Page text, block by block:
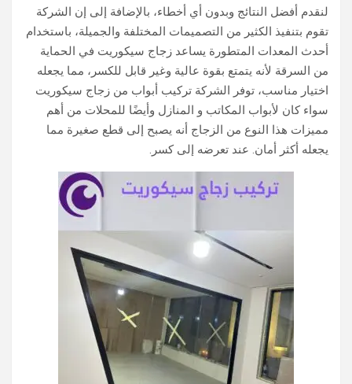
لنقدم أفضل النتائج وبدون أي أخطاء، بالإضافة إلى إن الشركة
تقوم بتنفيذ الكثير من التصميمات المختلفة والجميلة، باستخدام
أحدث المعدات المتطورة يساعد زجاج سيكوريت في الحماية
من السرقة لأنه يتمتع بقوة عالية وغير قابل للكسر، مما يجعله
اختيار مناسب، توفر الشركة تركيب أبواب من زجاج سيكوريت
سواء كان لأبواب المكاتب و المنازل وأيضًا للمحلات من أهم
مميزات هذا النوع من الزجاج أنه يصبح إلى قطع صغيرة مما
يجعله أكثر أمان. عند تعرضه إلى كسر.